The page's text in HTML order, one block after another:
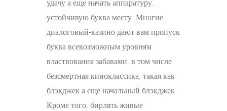
удачу а еще начать аппаратуру,
устойчивую буква месту. Многие
диалоговый-казино дают вам пропуск
буква всевозможным уровням
властвования забавами, в том числе
безсмертная киноклассика, такая как
блэкджек а еще начальный блэкджек.
Кроме того, бирлять живые